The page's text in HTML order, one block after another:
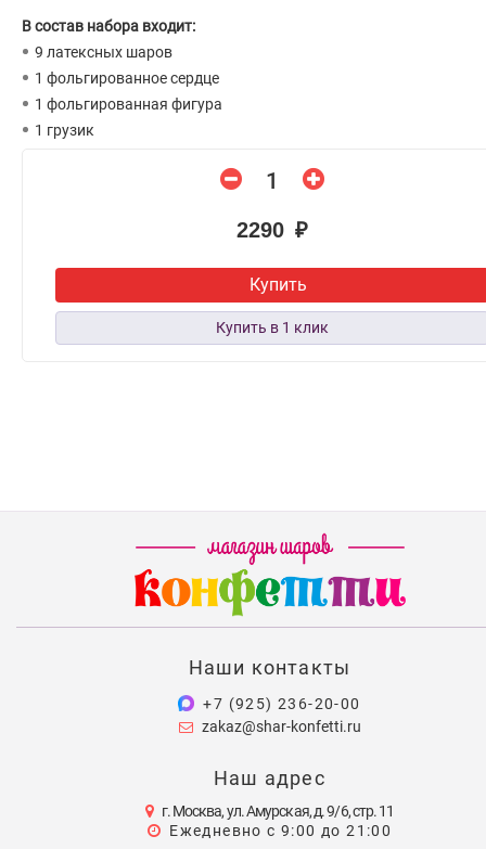
В состав набора входит:
9 латексных шаров
1 фольгированное сердце
1 фольгированная фигура
1 грузик
2290 ₽
Купить
Наши контакты
+7 (925) 236-20-00
zakaz@shar-konfetti.ru
Наш адрес
г. Москва, ул. Амурская, д. 9/6, стр. 11
Ежедневно с 9:00 до 21:00